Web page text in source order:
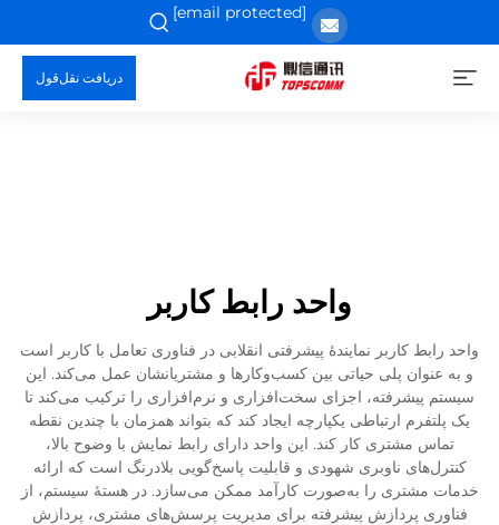
[email protected]
دریافت نقل‌قول
واحد رابط کاربر
واحد رابط کاربر نمایندهٔ پیشرفتی انقلابی در فناوری تعامل با کاربر است
و به عنوان پلی حیاتی بین کسب‌وکارها و مشتریانشان عمل می‌کند. این
سیستم پیشرفته، اجزای سخت‌افزاری و نرم‌افزاری را ترکیب می‌کند تا
یک پلتفرم ارتباطی یکپارچه ایجاد کند که بتواند همزمان با چندین نقطه
تماس مشتری کار کند. این واحد دارای رابط نمایش با وضوح بالا،
کنترل‌های ناوبری شهودی و قابلیت پاسخ‌گویی بلادرنگ است که ارائه
خدمات مشتری را به‌صورت کارآمد ممکن می‌سازد. در هستهٔ سیستم، از
فناوری پردازش پیشرفته برای مدیریت پرسش‌های مشتری، پردازش